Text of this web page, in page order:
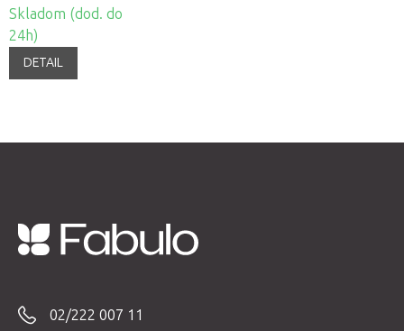
Skladom (dod. do
24h)
DETAIL
02/222 007 11